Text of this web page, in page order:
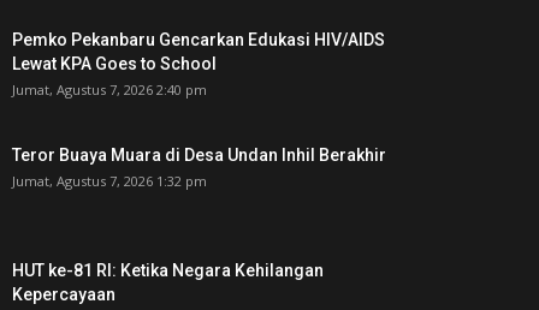
Pemko Pekanbaru Gencarkan Edukasi HIV/AIDS
Lewat KPA Goes to School
Jumat, Agustus 7, 2026 2:40 pm
Teror Buaya Muara di Desa Undan Inhil Berakhir
Jumat, Agustus 7, 2026 1:32 pm
HUT ke-81 RI: Ketika Negara Kehilangan
Kepercayaan